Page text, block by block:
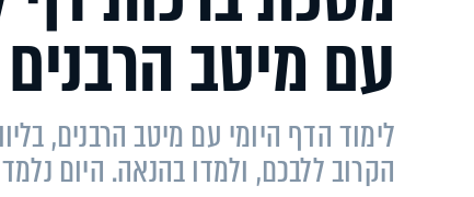
עם מיטב
לימוד הדף היומי עם מיטב הרבנים,
הקרוב ללבכם, ולמדו בהנאה. היום